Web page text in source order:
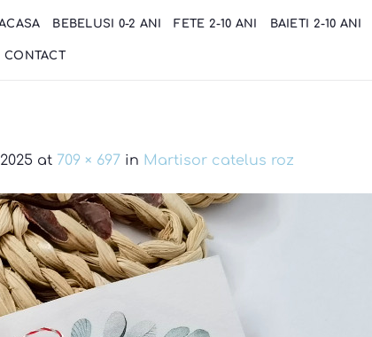
BEBELUSI 0-2 ANI FETE 2-10 ANI BAIETI 2-10 ANI
CONTACT
at 709 × 697 in Martisor catelus roz